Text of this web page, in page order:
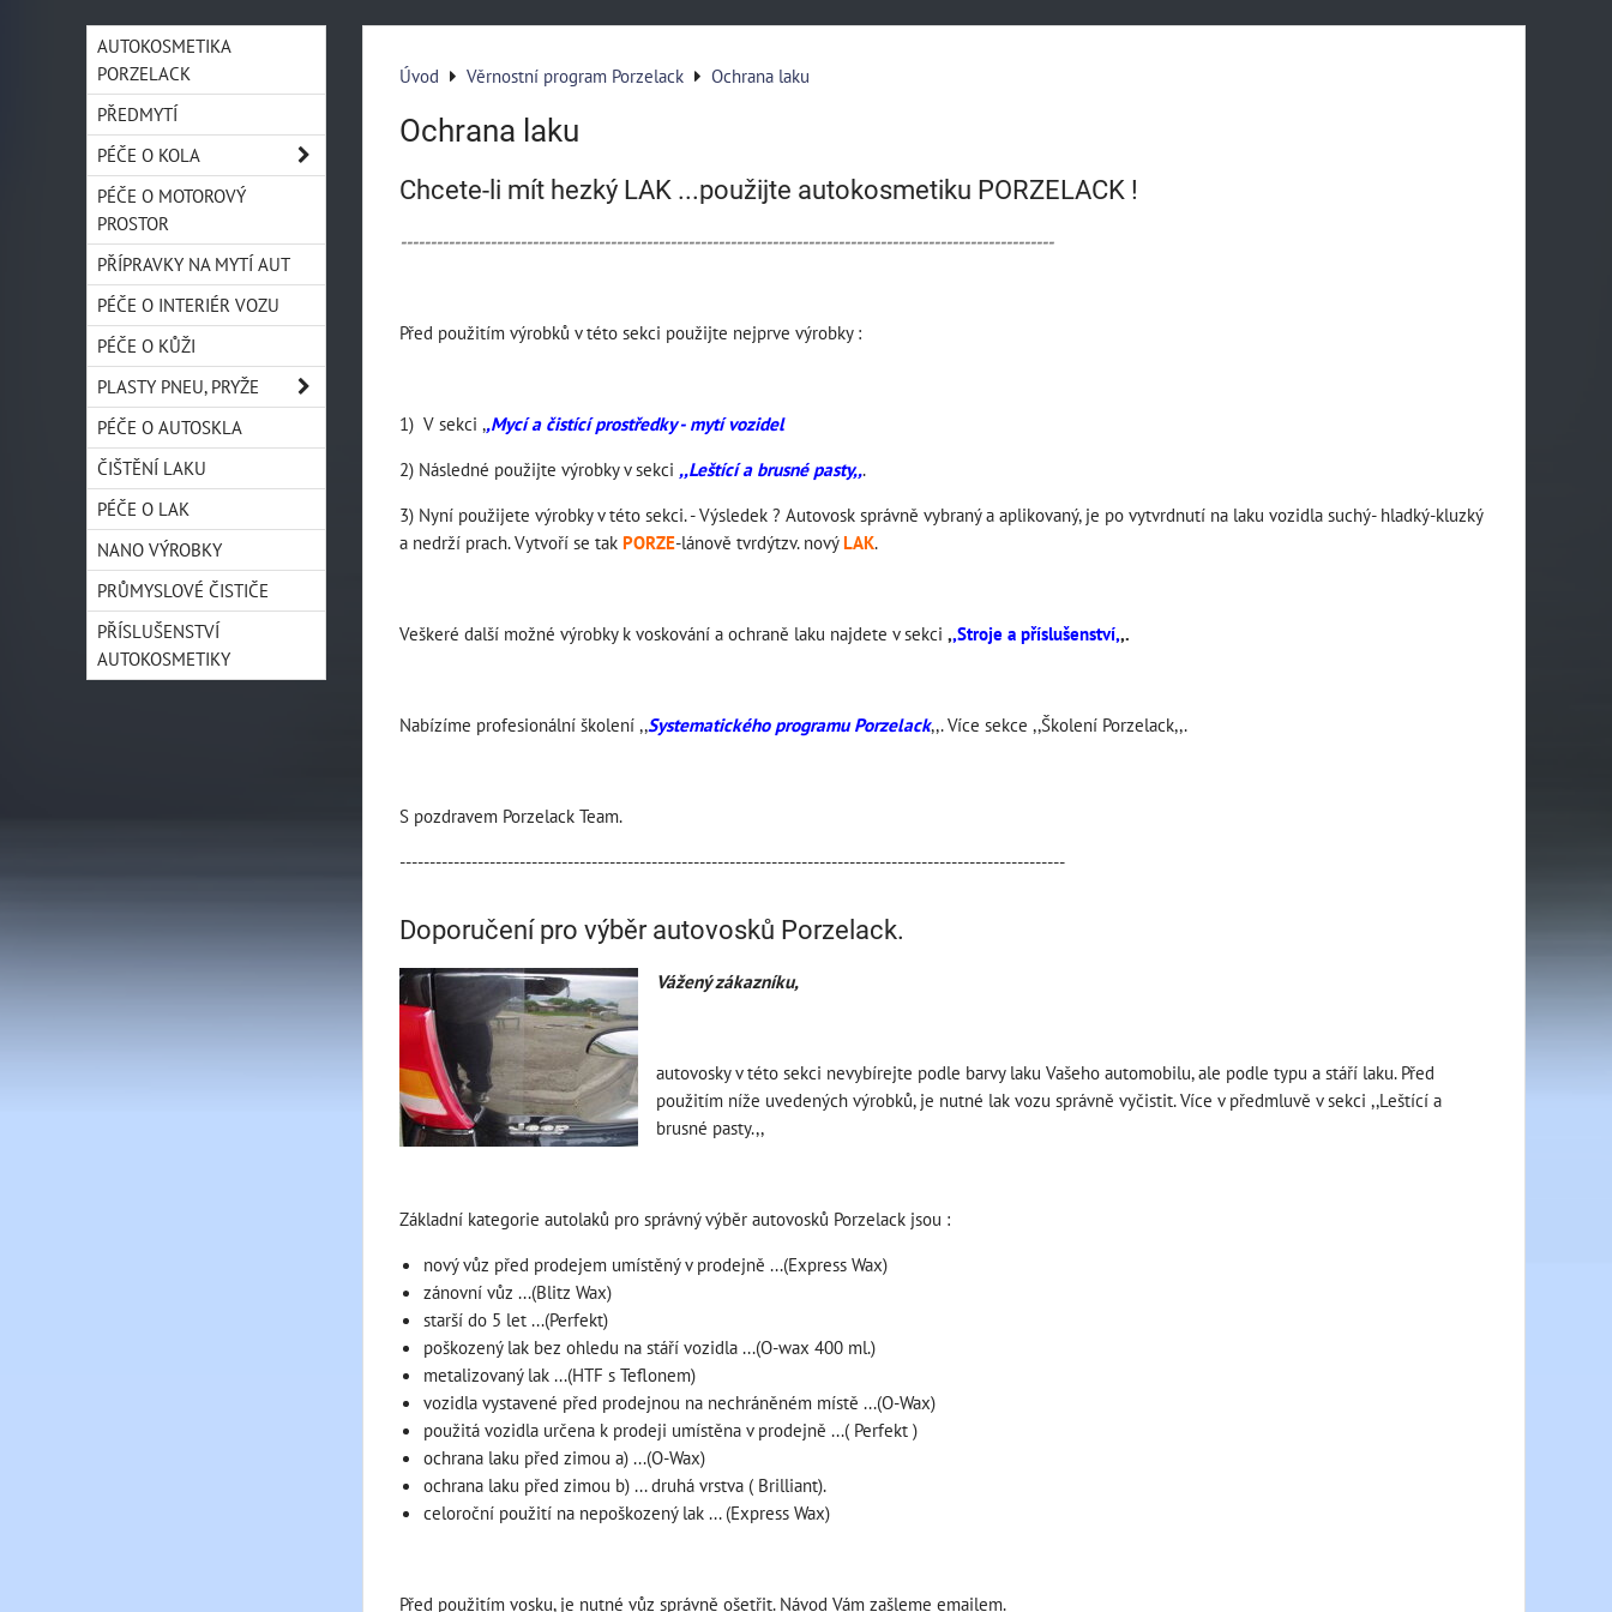
Úvod Věrnostní program Porzelack Ochrana laku
Ochrana laku
Chcete-li mít hezký LAK ...použijte autokosmetiku PORZELACK !
-------------------------------------------------------------------------------------------------------------
Před použitím výrobků v této sekci použijte nejprve výrobky :
1) V sekci ,,Mycí a čistící prostředky - mytí vozidel
2) Následné použijte výrobky v sekci ,,Leštící a brusné pasty,,.
3) Nyní použijete výrobky v této sekci. - Výsledek ? Autovosk správně vybraný a aplikovaný, je po vytvrdnutí na laku vozidla suchý- hladký-kluzký
a nedrží prach. Vytvoří se tak PORZE-lánově tvrdýtzv. novýLAK.
Veškeré další možné výrobky k voskování a ochraně laku najdete v sekci ,,Stroje a příslušenství,,.
Nabízíme profesionální školení ,,Systematického programu Porzelack,,. Více sekce ,,Školení Porzelack,,.
S pozdravem Porzelack Team.
---------------------------------------------------------------------------------------------------------------
Doporučení pro výběr autovosků Porzelack.
Vážený zákazníku,
autovosky v této sekci nevybírejte podle barvy laku Vašeho automobilu, ale podle typu a stáří laku. Před
použitím níže uvedených výrobků, je nutné lak vozu správně vyčistit. Více v předmluvě v sekci ,,Leštící a
brusné pasty.,,
Základní kategorie autolaků pro správný výběr autovosků Porzelack jsou :
nový vůz před prodejem umístěný v prodejně ...(Express Wax)
zánovní vůz ...(Blitz Wax)
starší do 5 let ...(Perfekt)
poškozený lak bez ohledu na stáří vozidla ...(O-wax 400 ml.)
metalizovaný lak ...(HTF s Teflonem)
vozidla vystavené před prodejnou na nechráněném místě ...(O-Wax)
použitá vozidla určena k prodeji umístěna v prodejně ...( Perfekt )
ochrana laku před zimou a) ...(O-Wax)
ochrana laku před zimou b) ... druhá vrstva ( Brilliant).
celoroční použití na nepoškozený lak ... (Express Wax)
Před použitím vosku, je nutné vůz správně ošetřit. Návod Vám zašleme emailem.
AUTOKOSMETIKA
PORZELACK
PŘEDMYTÍ
PÉČE O KOLA
PÉČE O MOTOROVÝ
PROSTOR
PŘÍPRAVKY NA MYTÍ AUT
PÉČE O INTERIÉR VOZU
PÉČE O KŮŽI
PLASTY PNEU, PRYŽE
PÉČE O AUTOSKLA
ČIŠTĚNÍ LAKU
PÉČE O LAK
NANO VÝROBKY
PRŮMYSLOVÉ ČISTIČE
PŘÍSLUŠENSTVÍ
AUTOKOSMETIKY